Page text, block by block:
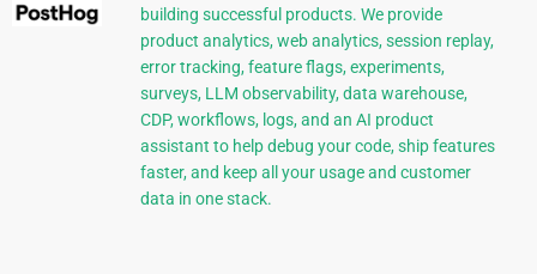
building successful products. We provide
product analytics, web analytics, session replay,
error tracking, feature flags, experiments,
surveys, LLM observability, data warehouse,
CDP, workflows, logs, and an AI product
assistant to help debug your code, ship features
faster, and keep all your usage and customer
data in one stack.